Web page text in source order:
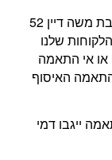
החזרת המוצר תעשה על ידי הלקוח, בכתובת משה דיין 52
שלנו
אי התאמה
האיסוף
ייגבו דמי